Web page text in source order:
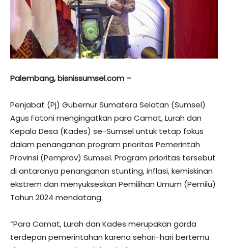
Palembang, bisnissumsel.com –
Penjabat (Pj) Gubernur Sumatera Selatan (Sumsel)
Agus Fatoni mengingatkan para Camat, Lurah dan
Kepala Desa (Kades) se-Sumsel untuk tetap fokus
dalam penanganan program prioritas Pemerintah
Provinsi (Pemprov) Sumsel. Program prioritas tersebut
di antaranya penanganan stunting, inflasi, kemiskinan
ekstrem dan menyukseskan Pemilihan Umum (Pemilu)
Tahun 2024 mendatang.
“Para Camat, Lurah dan Kades merupakan garda
terdepan pemerintahan karena sehari-hari bertemu